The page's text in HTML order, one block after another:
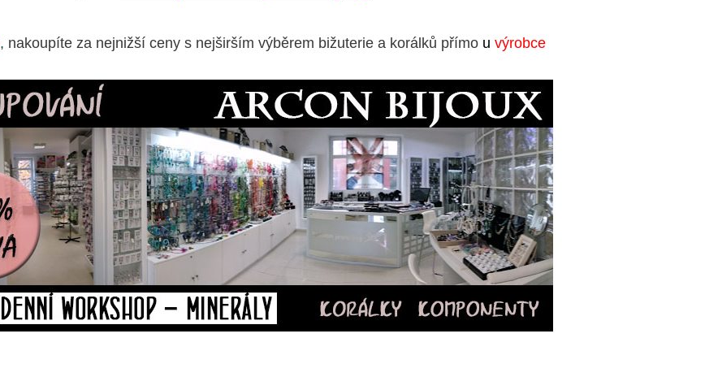
, nakoupíte za nejnižší ceny s nejširším výběrem bižuterie a korálků přímo u výrobce